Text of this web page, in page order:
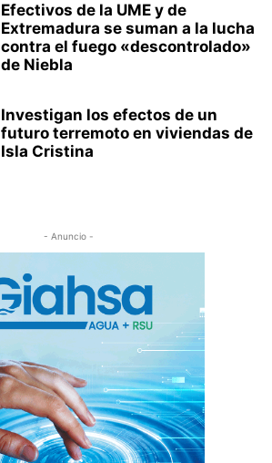
Efectivos de la UME y de
Extremadura se suman a la lucha
contra el fuego «descontrolado»
de Niebla
Investigan los efectos de un
futuro terremoto en viviendas de
Isla Cristina
- Anuncio -